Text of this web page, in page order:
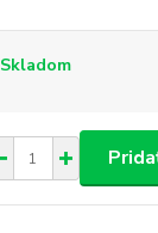
Skladom